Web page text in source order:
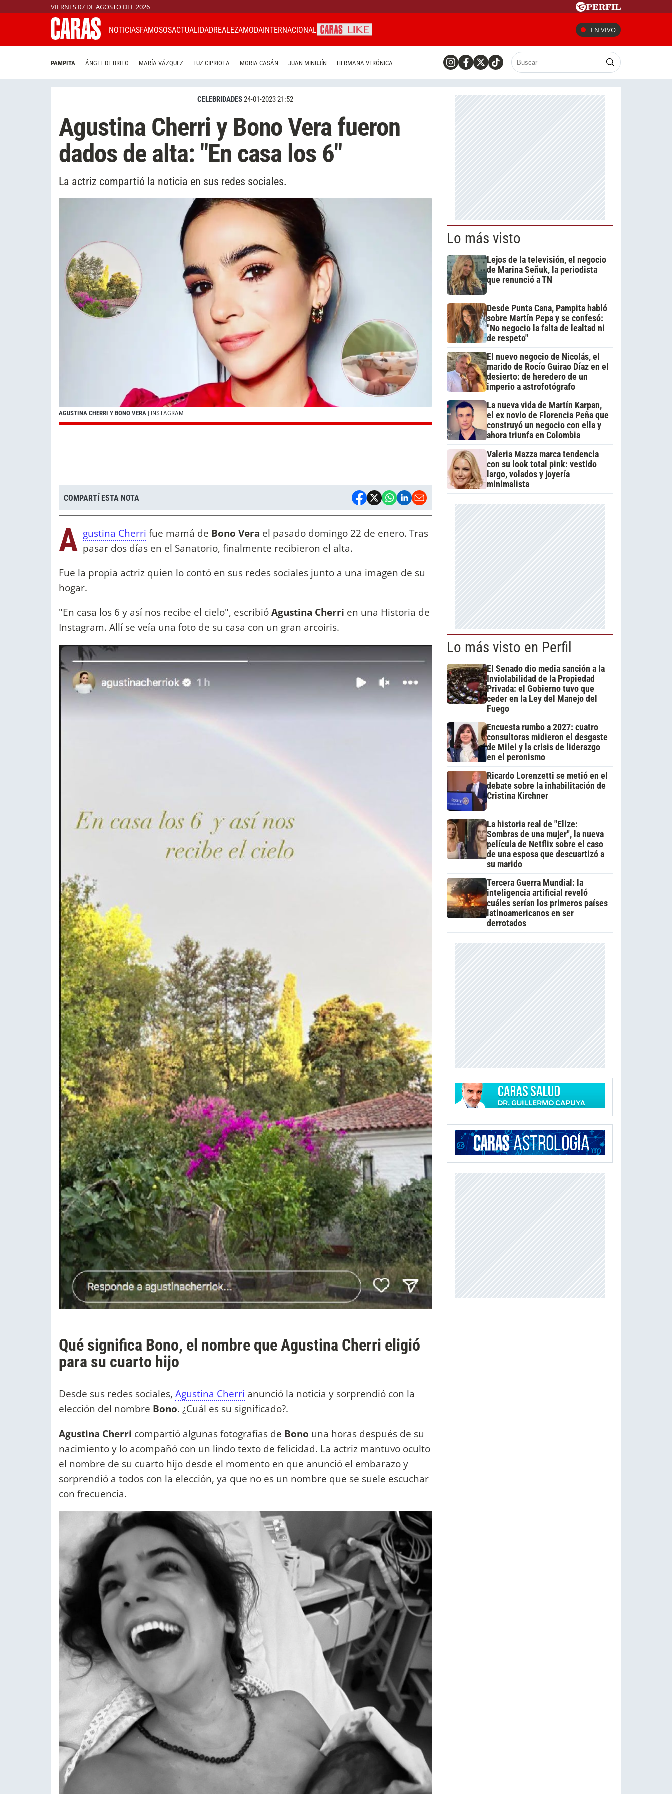
VIERNES 07 DE AGOSTO DEL 2026
NOTICIASFAMOSOSACTUALIDADREALEZAMODAINTERNACIONAL EN VIVO
PAMPITA ÁNGEL DE BRITO MARÍA VÁZQUEZ LUZ CIPRIOTA MORIA CASÁN JUAN MINUJÍN HERMANA VERÓNICA
CELEBRIDADES24-01-2023 21:52
Agustina Cherri y Bono Vera fueron
dados de alta: "En casa los 6"
La actriz compartió la noticia en sus redes sociales.
AGUSTINA CHERRI Y BONO VERA | INSTAGRAM
COMPARTÍ ESTA NOTA
A gustina Cherri fue mamá de Bono Vera el pasado domingo 22 de enero. Tras
pasar dos días en el Sanatorio, finalmente recibieron el alta.
Fue la propia actriz quien lo contó en sus redes sociales junto a una imagen de su
hogar.
"En casa los 6 y así nos recibe el cielo", escribióAgustina Cherri en una Historia de
Instagram. Allí se veía una foto de su casa con un gran arcoiris.
Qué significa Bono, el nombre que Agustina Cherri eligió
para su cuarto hijo
Desde sus redes sociales, Agustina Cherri anunció la noticia y sorprendió con la
elección del nombre Bono. ¿Cuál es su significado?.
Agustina Cherri compartió algunas fotografías de Bono una horas después de su
nacimiento y lo acompañó con un lindo texto de felicidad. La actriz mantuvo oculto
el nombre de su cuarto hijo desde el momento en que anunció el embarazo y
sorprendió a todos con la elección, ya que no es un nombre que se suele escuchar
con frecuencia.
Lo más visto
Lejos de la televisión, el negocio
de Marina Señuk, la periodista
que renunció a TN
Desde Punta Cana, Pampita habló
sobre Martín Pepa y se confesó:
"No negocio la falta de lealtad ni
de respeto"
El nuevo negocio de Nicolás, el
marido de Rocío Guirao Díaz en el
desierto: de heredero de un
imperio a astrofotógrafo
La nueva vida de Martín Karpan,
el ex novio de Florencia Peña que
construyó un negocio con ella y
ahora triunfa en Colombia
Valeria Mazza marca tendencia
con su look total pink: vestido
largo, volados y joyería
minimalista
Lo más visto en Perfil
El Senado dio media sanción a la
Inviolabilidad de la Propiedad
Privada: el Gobierno tuvo que
ceder en la Ley del Manejo del
Fuego
Encuesta rumbo a 2027: cuatro
consultoras midieron el desgaste
de Milei y la crisis de liderazgo
en el peronismo
Ricardo Lorenzetti se metió en el
debate sobre la inhabilitación de
Cristina Kirchner
La historia real de "Elize:
Sombras de una mujer", la nueva
película de Netflix sobre el caso
de una esposa que descuartizó a
su marido
Tercera Guerra Mundial: la
inteligencia artificial reveló
cuáles serían los primeros países
latinoamericanos en ser
derrotados